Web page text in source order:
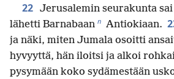
22 Jerusalemin seurakunta
lähetti Barnabaan n Antiokiaan.
ja näki, miten Jumala osoitti
hyvyyttä, hän iloitsi ja alkoi
pysymään koko sydämestään